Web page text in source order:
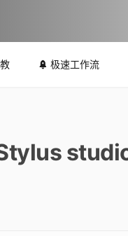
极速工作流